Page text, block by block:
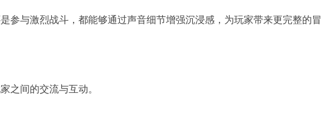
参与激烈战斗，都能够通过声音细节增强沉浸感，为玩家带来更完整的冒
之间的交流与互动。